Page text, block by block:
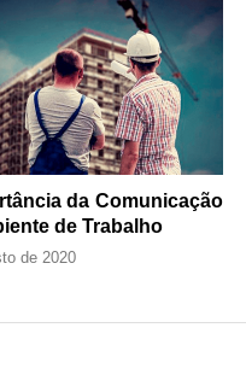
da Comunicação
de Trabalho
de 2020